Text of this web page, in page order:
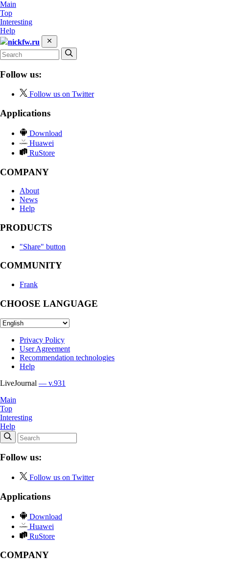
Main
Top
Interesting
Help
nickfw.ru
Follow us:
Follow us on Twitter
Applications
Download
Huawei
RuStore
COMPANY
About
News
Help
PRODUCTS
"Share" button
COMMUNITY
Frank
CHOOSE LANGUAGE
Privacy Policy
User Agreement
Recommendation technologies
Help
LiveJournal — v.931
Main
Top
Interesting
Help
Follow us:
Follow us on Twitter
Applications
Download
Huawei
RuStore
COMPANY